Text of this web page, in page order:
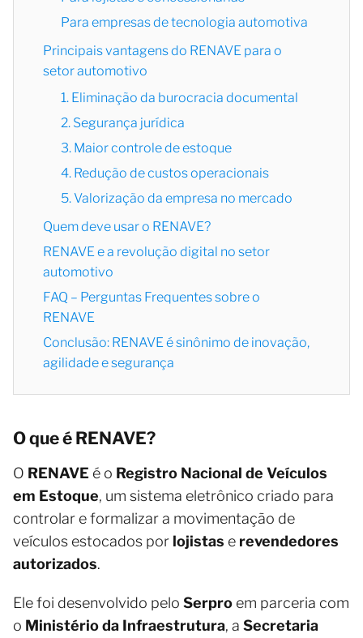
Para empresas de tecnologia automotiva
Principais vantagens do RENAVE para o
setor automotivo
1. Eliminação da burocracia documental
2. Segurança jurídica
3. Maior controle de estoque
4. Redução de custos operacionais
5. Valorização da empresa no mercado
Quem deve usar o RENAVE?
RENAVE e a revolução digital no setor
automotivo
FAQ – Perguntas Frequentes sobre o
RENAVE
Conclusão: RENAVE é sinônimo de inovação,
agilidade e segurança
O que é RENAVE?
O RENAVE é o Registro Nacional de Veículos
em Estoque, um sistema eletrônico criado para
controlar e formalizar a movimentação de
veículos estocados por lojistas e revendedores
autorizados.
Ele foi desenvolvido pelo Serpro em parceria com
o Ministério da Infraestrutura, a Secretaria